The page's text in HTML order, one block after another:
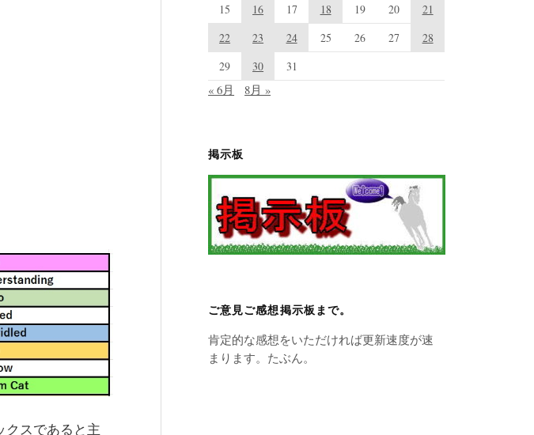
クスであると主
15
16 17 18 19 20
21
22
23 24 25 26 27
28
29
30 31
« 6月 8月 »
掲示板
ご意見ご感想掲示板まで。
肯定的な感想をいただければ更新速度が速
まります。たぶん。